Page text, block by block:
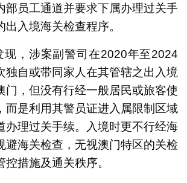
部员工通道并要求下属办理过关手
入境海关检查程序。
现，涉案副警司在2020年至2024
独自或带同家人在其管辖之出入境
门，但没有行经一般居民或旅客使
而是利用其警员证进入属限制区域
办理过关手续。入境时更不行经海
避海关检查，无视澳门特区的关检
措施及通关秩序。